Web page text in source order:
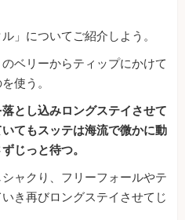
」についてご紹介しよう。
ベリーからティップにかけて
使う。
とし込みロングステイさせて
てもスッテは海流で微かに動
じっと待つ。
ャクり、フリーフォールやテ
き再びロングステイさせてじ